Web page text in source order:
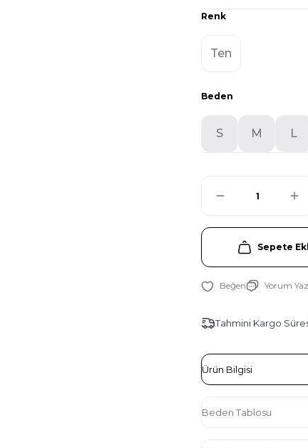
Renk
Ten
Beden
S M L
Sepete
Yorum Yaz
Tahmini Kargo
Ürün Bilgisi
Beden Tablosu